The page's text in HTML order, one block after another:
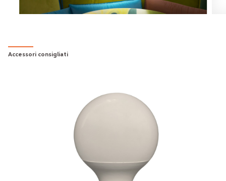
Accessori consigliati
15W - G95 BULB E27